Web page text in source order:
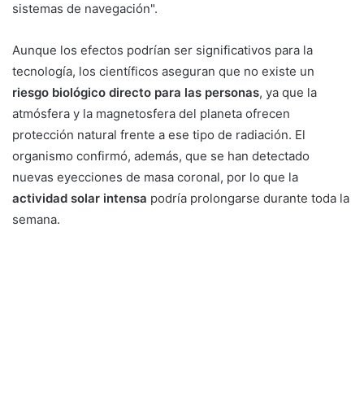
sistemas de navegación".
Aunque los efectos podrían ser significativos para la
tecnología, los científicos aseguran que no existe un
riesgo biológico directo para las personas, ya que la
atmósfera y la magnetosfera del planeta ofrecen
protección natural frente a ese tipo de radiación. El
organismo confirmó, además, que se han detectado
nuevas eyecciones de masa coronal, por lo que la
actividad solar intensa podría prolongarse durante toda la
semana.